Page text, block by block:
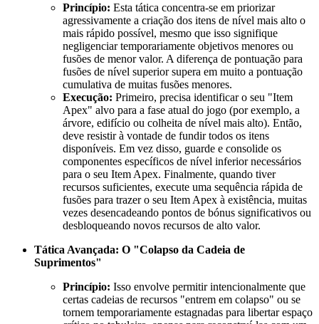
Princípio: Esta tática concentra-se em priorizar
agressivamente a criação dos itens de nível mais alto o
mais rápido possível, mesmo que isso signifique
negligenciar temporariamente objetivos menores ou
fusões de menor valor. A diferença de pontuação para
fusões de nível superior supera em muito a pontuação
cumulativa de muitas fusões menores.
Execução: Primeiro, precisa identificar o seu "Item
Apex" alvo para a fase atual do jogo (por exemplo, a
árvore, edifício ou colheita de nível mais alto). Então,
deve resistir à vontade de fundir todos os itens
disponíveis. Em vez disso, guarde e consolide os
componentes específicos de nível inferior necessários
para o seu Item Apex. Finalmente, quando tiver
recursos suficientes, execute uma sequência rápida de
fusões para trazer o seu Item Apex à existência, muitas
vezes desencadeando pontos de bónus significativos ou
desbloqueando novos recursos de alto valor.
Tática Avançada: O "Colapso da Cadeia de
Suprimentos"
Princípio: Isso envolve permitir intencionalmente que
certas cadeias de recursos "entrem em colapso" ou se
tornem temporariamente estagnadas para libertar espaço